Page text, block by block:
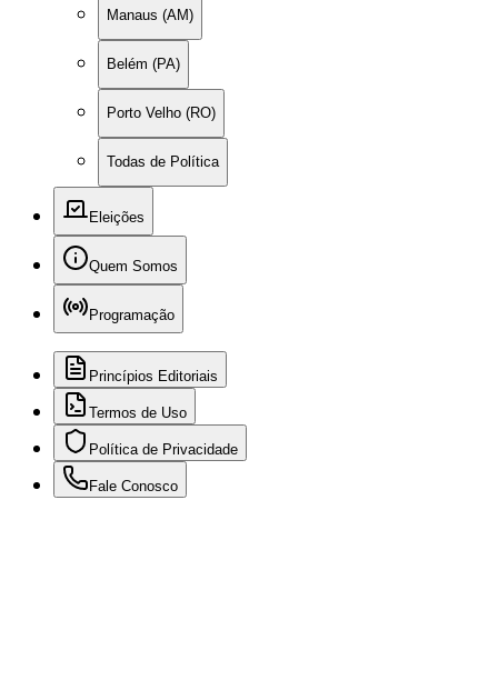
Manaus (AM)
Belém (PA)
Porto Velho (RO)
Todas de Política
Eleições
Quem Somos
Programação
Princípios Editoriais
Termos de Uso
Política de Privacidade
Fale Conosco